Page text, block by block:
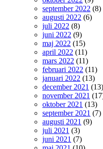
september 2022 (8)
augusti 2022 (6)
juli 2022 (8)
juni 2022 (9)
maj 2022 (15)
april 2022 (11)
mars 2022 (11)
februari 2022 (11)
januari 2022 (13)
december 2021 (13)
november 2021
oktober 2021 (13)
september 2021 (7)
augusti 2021 (9)
juli 2021 (3)
juni 2021 (7)